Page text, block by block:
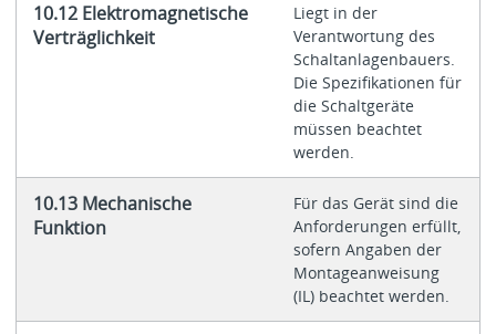
10.12 Elektromagnetische
Verträglichkeit
Liegt in der
Verantwortung des
Schaltanlagenbauers.
Die Spezifikationen für
die Schaltgeräte
müssen beachtet
werden.
10.13 Mechanische
Funktion
Für das Gerät sind die
Anforderungen erfüllt,
sofern Angaben der
Montageanweisung
(IL) beachtet werden.